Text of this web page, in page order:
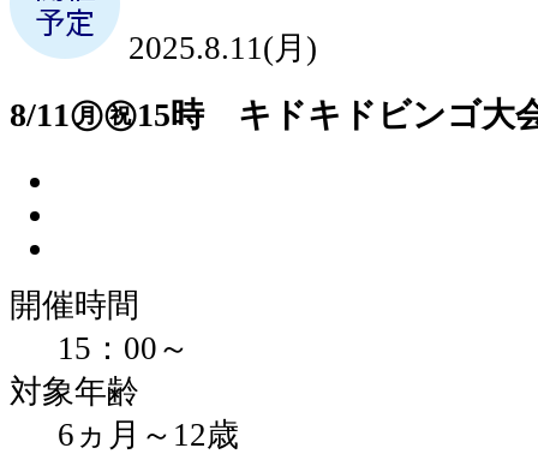
2025.8.11(月)
8/11㊊㊗15時 キドキドビンゴ大
開催時間
15：00～
対象年齢
6ヵ月～12歳